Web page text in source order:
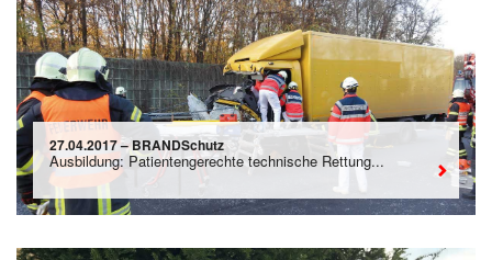
27.04.2017 – BRANDSchutz
Ausbildung: Patientengerechte technische Rettung...